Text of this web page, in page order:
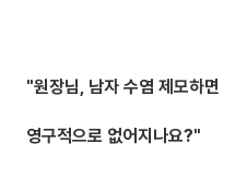
"원장님, 남자 수염 제모하면
영구적으로 없어지나요?"